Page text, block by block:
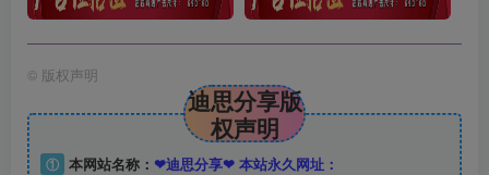
© 版权声明
迪思分享版
权声明
① 本网站名称： ❤迪思分享❤ 本站永久网址：